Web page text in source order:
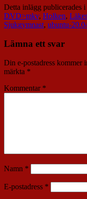
Detta inlägg publicerades i
DVD>mkv, Holken,
Sjukgymnast, ubuntu-
Lämna ett svar
Din e-postadress kommer
märkta *
Kommentar *
Namn *
E-postadress *